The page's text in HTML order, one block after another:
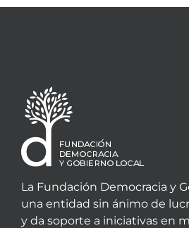
La Fundación Democracia y
una entidad sin ánimo de
y da soporte a iniciativas en